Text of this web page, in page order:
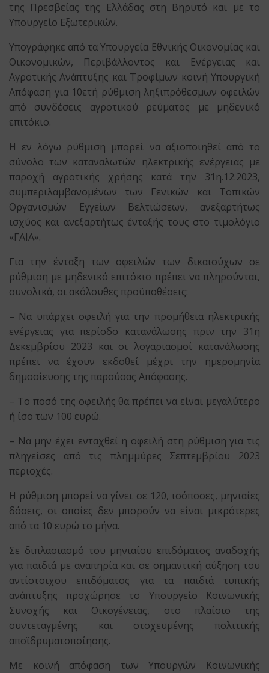
της Πρεσβείας της Ελλάδας στη Βηρυτό και με το
Υπουργείο Εξωτερικών.
Υπογράφηκε από τα Υπουργεία Εθνικής Οικονομίας και
Οικονομικών, Περιβάλλοντος και Ενέργειας και
Αγροτικής Ανάπτυξης και Τροφίμων κοινή Υπουργική
Απόφαση για 10ετή ρύθμιση ληξιπρόθεσμων οφειλών
από συνδέσεις αγροτικού ρεύματος με μηδενικό
επιτόκιο.
Η εν λόγω ρύθμιση μπορεί να αξιοποιηθεί από το
σύνολο των καταναλωτών ηλεκτρικής ενέργειας με
παροχή αγροτικής χρήσης κατά την 31η.12.2023,
συμπεριλαμβανομένων των Γενικών και Τοπικών
Οργανισμών Εγγείων Βελτιώσεων, ανεξαρτήτως
ισχύος και ανεξαρτήτως ένταξής τους στο τιμολόγιο
«ΓΑΙΑ».
Για την ένταξη των οφειλών των δικαιούχων σε
ρύθμιση με μηδενικό επιτόκιο πρέπει να πληρούνται,
συνολικά, οι ακόλουθες προϋποθέσεις:
– Να υπάρχει οφειλή για την προμήθεια ηλεκτρικής
ενέργειας για περίοδο κατανάλωσης πριν την 31η
Δεκεμβρίου 2023 και οι λογαριασμοί κατανάλωσης
πρέπει να έχουν εκδοθεί μέχρι την ημερομηνία
δημοσίευσης της παρούσας Απόφασης.
– Το ποσό της οφειλής θα πρέπει να είναι μεγαλύτερο
ή ίσο των 100 ευρώ.
– Να μην έχει ενταχθεί η οφειλή στη ρύθμιση για τις
πληγείσες από τις πλημμύρες Σεπτεμβρίου 2023
περιοχές.
Η ρύθμιση μπορεί να γίνει σε 120, ισόποσες, μηνιαίες
δόσεις, οι οποίες δεν μπορούν να είναι μικρότερες
από τα 10 ευρώ το μήνα.
Σε διπλασιασμό του μηνιαίου επιδόματος αναδοχής
για παιδιά με αναπηρία και σε σημαντική αύξηση του
αντίστοιχου επιδόματος για τα παιδιά τυπικής
ανάπτυξης προχώρησε το Υπουργείο Κοινωνικής
Συνοχής και Οικογένειας, στο πλαίσιο της
συντεταγμένης και στοχευμένης πολιτικής
αποϊδρυματοποίησης.
Με κοινή απόφαση των Υπουργών Κοινωνικής